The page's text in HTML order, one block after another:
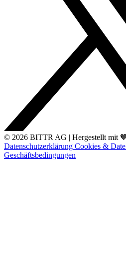
© 2026 BITTR AG | Hergestellt mit
Datenschutzerklärung Cookies &
Geschäftsbedingungen